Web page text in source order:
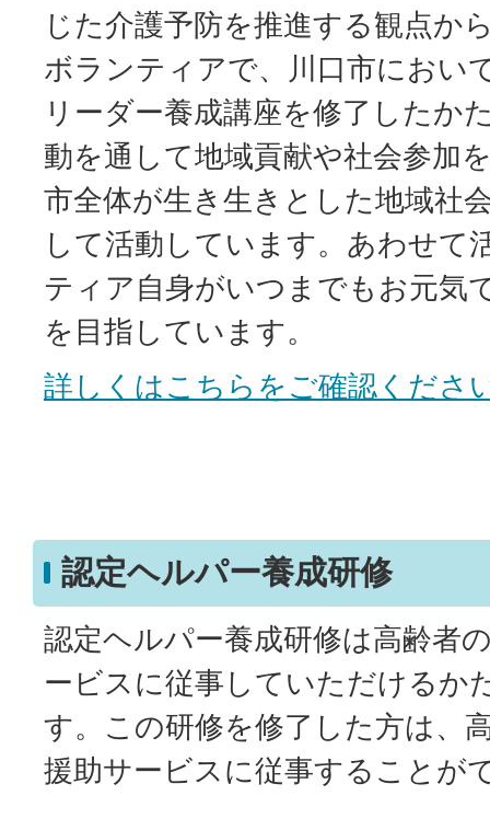
じた介護予防を推進する観点か
ボランティアで、川口市におい
リーダー養成講座を修了したか
動を通して地域貢献や社会参加
市全体が生き生きとした地域社
して活動しています。あわせて
ティア自身がいつまでもお元気
を目指しています。
詳しくはこちらをご確認くださ
認定ヘルパー養成研修
認定ヘルパー養成研修は高齢者
ービスに従事していただけるか
す。この研修を修了した方は、
援助サービスに従事することが